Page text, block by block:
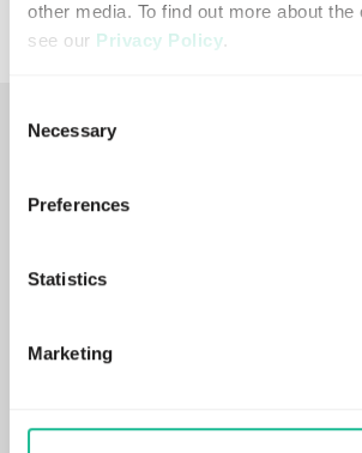
other media. To find out more about
see our Privacy Policy.
you visit this website. A single cookie
browser to remember your preference
Selection
Necessary
Preferences
Statistics
Marketing
使用例